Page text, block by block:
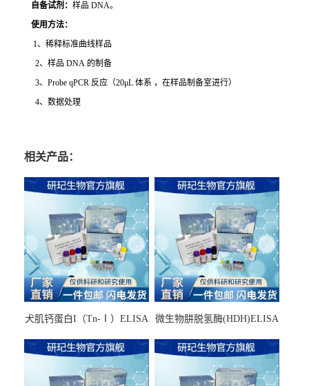
自备试剂： 样品 DNA。
使用方法：
1、稀释标准曲线样品
2、样品 DNA 的制备
3、Probe qPCR 反应（20μL 体系 ，在样品制备室进行）
4、数据处理
相关产品：
犬肌钙蛋白I（Tn-Ⅰ）ELISA
微生物肼脱氢酶(HDH)ELISA